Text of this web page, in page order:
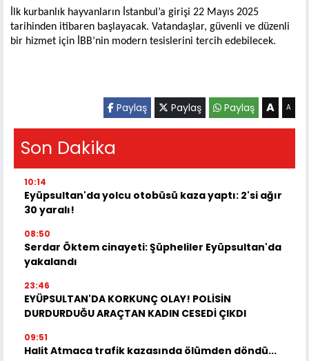
İlk kurbanlık hayvanların İstanbul’a girişi 22 Mayıs 2025
tarihinden itibaren başlayacak. Vatandaşlar, güvenli ve düzenli
bir hizmet için İBB’nin modern tesislerini tercih edebilecek.
Paylaş Paylaş Paylaş A A
Son Dakika
10:14
Eyüpsultan'da yolcu otobüsü kaza yaptı: 2'si ağır
30 yaralı!
08:50
Serdar Öktem cinayeti: Şüpheliler Eyüpsultan'da
yakalandı
23:46
EYÜPSULTAN'DA KORKUNÇ OLAY! POLİSİN
DURDURDUĞU ARAÇTAN KADIN CESEDİ ÇIKDI
09:51
Halit Atmaca trafik kazasında ölümden döndü...